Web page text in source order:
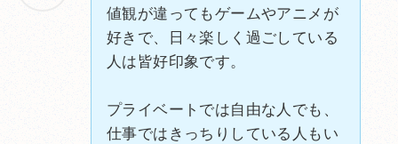
値観が違ってもゲームやアニメが
好きで、日々楽しく過ごしている
人は皆好印象です。
プライベートでは自由な人でも、
仕事ではきっちりしている人もい